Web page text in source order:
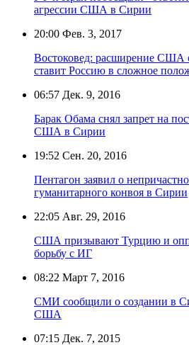
агрессии США в Сирии
20:00 Фев. 3, 2017
Востоковед: расширение США
ставит Россию в сложное
06:57 Дек. 9, 2016
Барак Обама снял запрет на
США в Сирии
19:52 Сен. 20, 2016
Пентагон заявил о
гуманитарного конвоя в Сирии
22:05 Авг. 29, 2016
США призывают Турцию и
борьбу с ИГ
08:22 Март 7, 2016
СМИ сообщили о создании в
США
07:15 Дек. 7, 2015